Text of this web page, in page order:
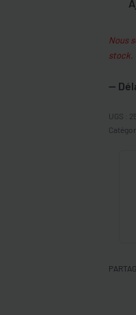
Nous
stock.
—